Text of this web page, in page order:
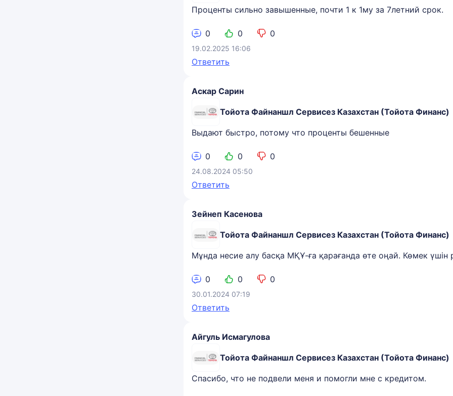
Проценты сильно завышенные, почти 1 к 1му за 7летний срок.
0 0 0
19.02.2025 16:06
Ответить
Аскар Сарин
Тойота Файнаншл Сервисез Казахстан (Тойота Финанс)
Выдают быстро, потому что проценты бешенные
0 0 0
24.08.2024 05:50
Ответить
Зейнеп Касенова
Тойота Файнаншл Сервисез Казахстан (Тойота Финанс)
Мұнда несие алу басқа МҚҰ-ға қарағанда өте оңай. Көмек үшін
0 0 0
30.01.2024 07:19
Ответить
Айгуль Исмагулова
Тойота Файнаншл Сервисез Казахстан (Тойота Финанс)
Спасибо, что не подвели меня и помогли мне с кредитом.